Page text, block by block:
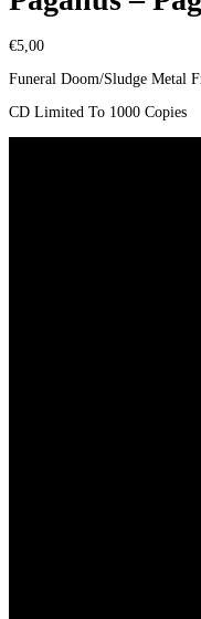
€5,00
Funeral Doom/Sludge Metal
CD Limited To 1000 Copies